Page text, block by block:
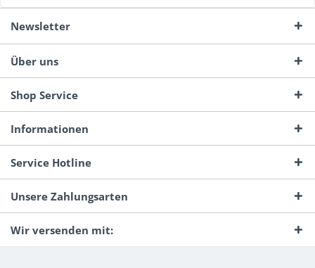
Newsletter
Über uns
Shop Service
Informationen
Service Hotline
Unsere Zahlungsarten
Wir versenden mit: